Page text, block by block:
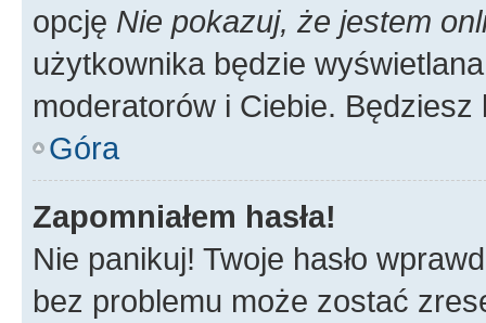
opcję Nie pokazuj, że jestem
użytkownika będzie
moderatorów i Ciebie.
Góra
Zapomniałem hasła!
Nie panikuj! Twoje hasło
bez problemu może zostać